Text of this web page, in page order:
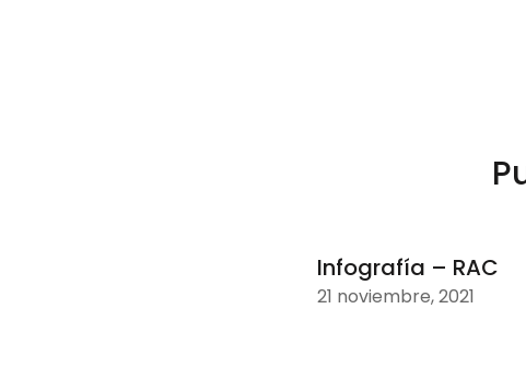
Infografía – RAC
21 noviembre, 2021